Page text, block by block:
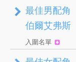
最佳男配角
伯爾艾弗斯
入圍名單